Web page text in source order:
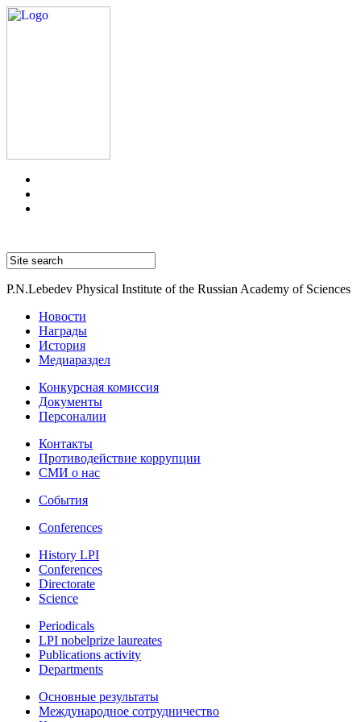
P.N.Lebedev Physical Institute of the Russian Academy of Sciences
Новости
Награды
История
Медиараздел
Конкурсная комиссия
Документы
Персоналии
Контакты
Противодействие коррупции
СМИ о нас
События
Conferences
History LPI
Conferences
Directorate
Science
Periodicals
LPI nobelprize laureates
Publications activity
Departments
Основные результаты
Международное сотрудничество